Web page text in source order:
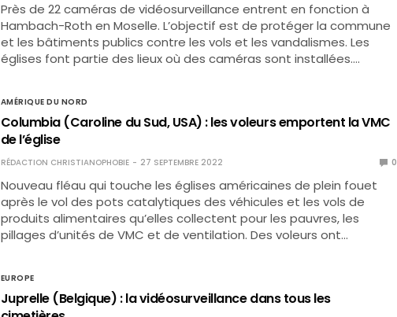
Près de 22 caméras de vidéosurveillance entrent en fonction à
Hambach-Roth en Moselle. L’objectif est de protéger la commune
et les bâtiments publics contre les vols et les vandalismes. Les
églises font partie des lieux où des caméras sont installées.…
AMÉRIQUE DU NORD
Columbia (Caroline du Sud, USA) : les voleurs emportent la VMC
de l’église
RÉDACTION CHRISTIANOPHOBIE 27 SEPTEMBRE 2022 0
Nouveau fléau qui touche les églises américaines de plein fouet
après le vol des pots catalytiques des véhicules et les vols de
produits alimentaires qu’elles collectent pour les pauvres, les
pillages d’unités de VMC et de ventilation. Des voleurs ont…
EUROPE
Juprelle (Belgique) : la vidéosurveillance dans tous les